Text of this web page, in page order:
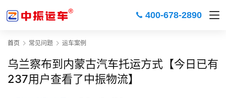
400-678-2890
首页 常见问题 运车案例
乌兰察布到内蒙古汽车托运方式【今日已有
237用户查看了中振物流】